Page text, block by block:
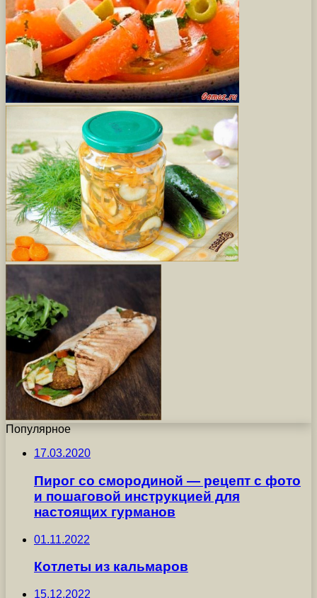
Популярное
17.03.2020
Пирог со смородиной — рецепт с фото
и пошаговой инструкцией для
настоящих гурманов
01.11.2022
Котлеты из кальмаров
15.12.2022